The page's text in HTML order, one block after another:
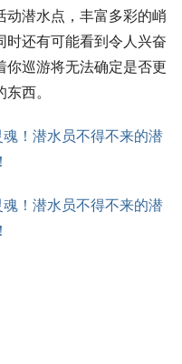
动潜水点，丰富多彩的峭
时还有可能看到令人兴奋
你巡游将无法确定是否更
西。